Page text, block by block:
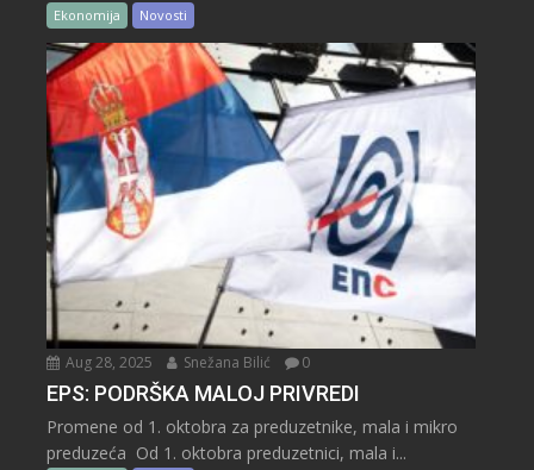
Ekonomija Novosti
Aug 28, 2025 Snežana Bilić 0
EPS: PODRŠKA MALOJ PRIVREDI
Promene od 1. oktobra za preduzetnike, mala i mikro
preduzeća Od 1. oktobra preduzetnici, mala i...